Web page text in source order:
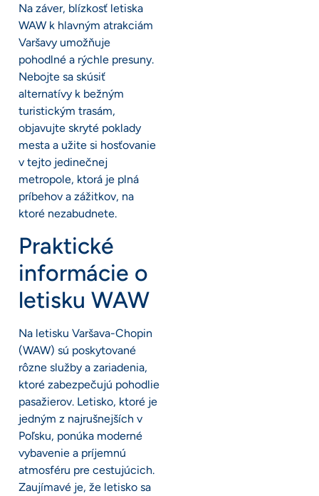
Na záver, blízkosť letiska
WAW k hlavným atrakciám
Varšavy umožňuje
pohodlné a rýchle presuny.
Nebojte sa skúsiť
alternatívy k bežným
turistickým trasám,
objavujte skryté poklady
mesta a užite si hosťovanie
v tejto jedinečnej
metropole, ktorá je plná
príbehov a zážitkov, na
ktoré nezabudnete.
Praktické
informácie o
letisku WAW
Na letisku Varšava-Chopin
(WAW) sú poskytované
rôzne služby a zariadenia,
ktoré zabezpečujú pohodlie
pasažierov. Letisko, ktoré je
jedným z najrušnejších v
Poľsku, ponúka moderné
vybavenie a príjemnú
atmosféru pre cestujúcich.
Zaujímavé je, že letisko sa